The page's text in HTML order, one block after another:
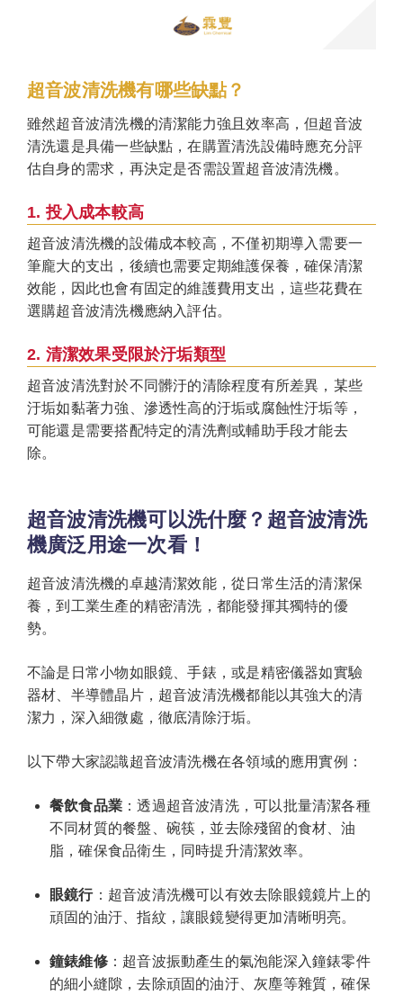
超音波清洗機有哪些缺點？
雖然超音波清洗機的清潔能力強且效率高，但超音波
清洗還是具備一些缺點，在購置清洗設備時應充分評
估自身的需求，再決定是否需設置超音波清洗機。
1. 投入成本較高
超音波清洗機的設備成本較高，不僅初期導入需要一
筆龐大的支出，後續也需要定期維護保養，確保清潔
效能，因此也會有固定的維護費用支出，這些花費在
選購超音波清洗機應納入評估。
2. 清潔效果受限於汙垢類型
超音波清洗對於不同髒汙的清除程度有所差異，某些
汙垢如黏著力強、滲透性高的汙垢或腐蝕性汙垢等，
可能還是需要搭配特定的清洗劑或輔助手段才能去
除。
超音波清洗機可以洗什麼？超音波清洗
機廣泛用途一次看！
超音波清洗機的卓越清潔效能，從日常生活的清潔保
養，到工業生產的精密清洗，都能發揮其獨特的優
勢。
不論是日常小物如眼鏡、手錶，或是精密儀器如實驗
器材、半導體晶片，超音波清洗機都能以其強大的清
潔力，深入細微處，徹底清除汙垢。
以下帶大家認識超音波清洗機在各領域的應用實例：
餐飲食品業 ：透過超音波清洗，可以批量清潔各種
不同材質的餐盤、碗筷，並去除殘留的食材、油
脂，確保食品衛生，同時提升清潔效率。
眼鏡行：超音波清洗機可以有效去除眼鏡鏡片上的
頑固的油汙、指紋，讓眼鏡變得更加清晰明亮。
鐘錶維修：超音波振動產生的氣泡能深入鐘錶零件
的細小縫隙，去除頑固的油汙、灰塵等雜質，確保